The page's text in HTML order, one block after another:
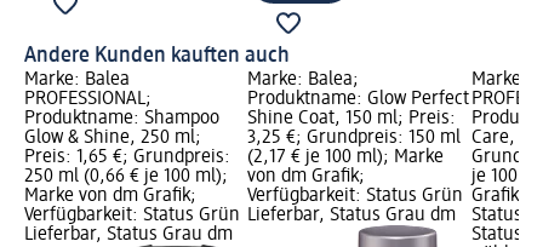
Andere Kunden kauften auch
Marke: Balea
PROFESSIONAL;
Produktname: Shampoo
Glow & Shine, 250 ml;
Preis: 1,65 €; Grundpreis:
250 ml (0,66 € je 100 ml);
Marke von dm Grafik;
Verfügbarkeit: Status Grün
Lieferbar, Status Grau dm
Marke: Balea;
Produktname: Glow Perfect
Shine Coat, 150 ml; Preis:
3,25 €; Grundpreis: 150 ml
(2,17 € je 100 ml); Marke
von dm Grafik;
Verfügbarkeit: Status Grün
Lieferbar, Status Grau dm
Marke:
Care,
je 100
Grafik;
Status
Status